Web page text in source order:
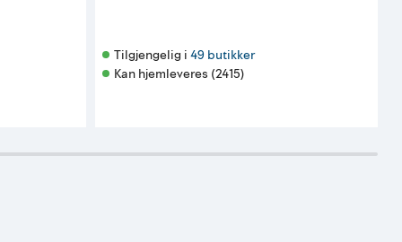
Tilgjengelig i 49 butikker
Kan hjemleveres (2415)